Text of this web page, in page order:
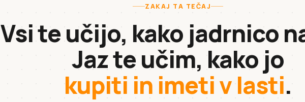
ZAKAJ TA TEČAJ
Vsi te učijo, kako jadrnico
Jaz te učim, kako jo
kupiti in imeti v lasti.